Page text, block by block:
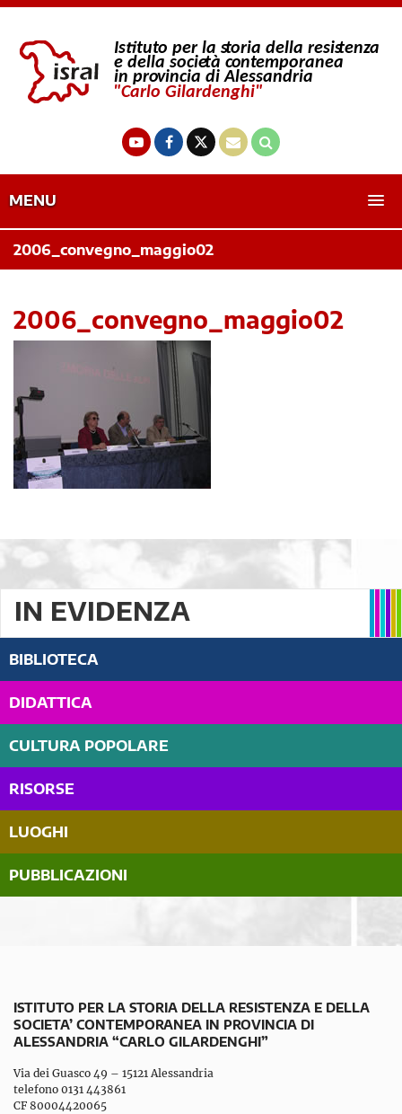
MENU
2006_convegno_maggio02
2006_convegno_maggio02
IN EVIDENZA
BIBLIOTECA
DIDATTICA
CULTURA POPOLARE
RISORSE
LUOGHI
PUBBLICAZIONI
ISTITUTO PER LA STORIA DELLA RESISTENZA E DELLA
SOCIETA’ CONTEMPORANEA IN PROVINCIA DI
ALESSANDRIA “CARLO GILARDENGHI”
Via dei Guasco 49 – 15121 Alessandria
telefono 0131 443861
CF 80004420065